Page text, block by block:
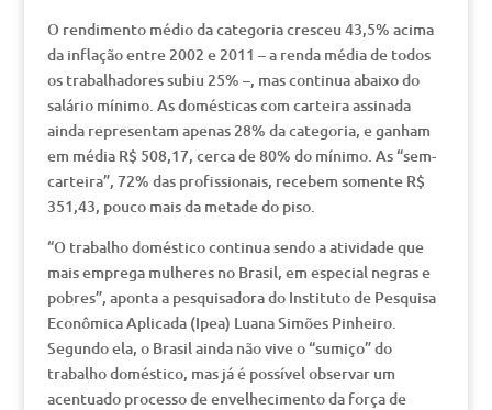
O rendimento médio da categoria cresceu 43,5% acima
da inflação entre 2002 e 2011 – a renda média de todos
os trabalhadores subiu 25% –, mas continua abaixo do
salário mínimo. As domésticas com carteira assinada
ainda representam apenas 28% da categoria, e ganham
em média R$ 508,17, cerca de 80% do mínimo. As “sem-
carteira”, 72% das profissionais, recebem somente R$
351,43, pouco mais da metade do piso.
“O trabalho doméstico continua sendo a atividade que
mais emprega mulheres no Brasil, em especial negras e
pobres”, aponta a pesquisadora do Instituto de Pesquisa
Econômica Aplicada (Ipea) Luana Simões Pinheiro.
Segundo ela, o Brasil ainda não vive o “sumiço” do
trabalho doméstico, mas já é possível observar um
acentuado processo de envelhecimento da força de